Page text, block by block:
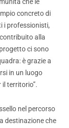
concreto di
i professionisti,
alla
ci sono
è grazie a
in un luogo
il territorio”.
nel percorso
destinazione che